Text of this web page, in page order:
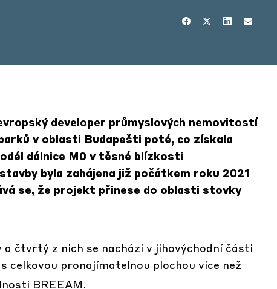
developer průmyslových nemovitostí
v oblasti Budapešti poté, co získala
dálnice M0 v těsné blízkosti
byla zahájena již počátkem roku 2021
se, že projekt přinese do oblasti stovky
čtvrtý z nich se nachází v jihovýchodní části
celkovou pronajímatelnou plochou více než
BREEAM.